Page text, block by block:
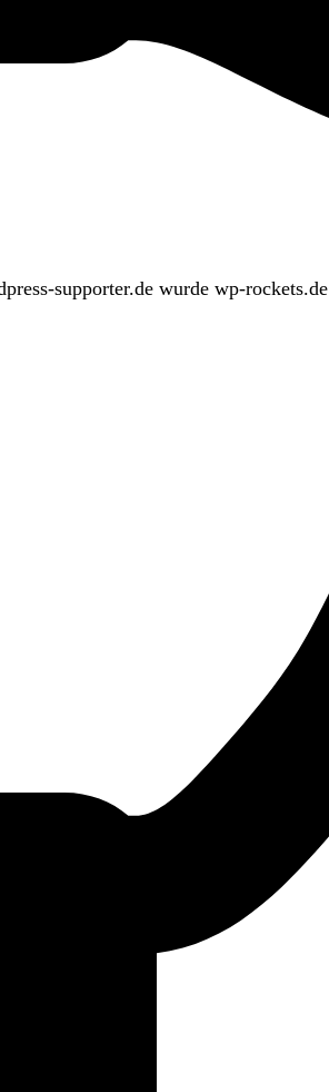
supporter.de wurde wp-rockets.de